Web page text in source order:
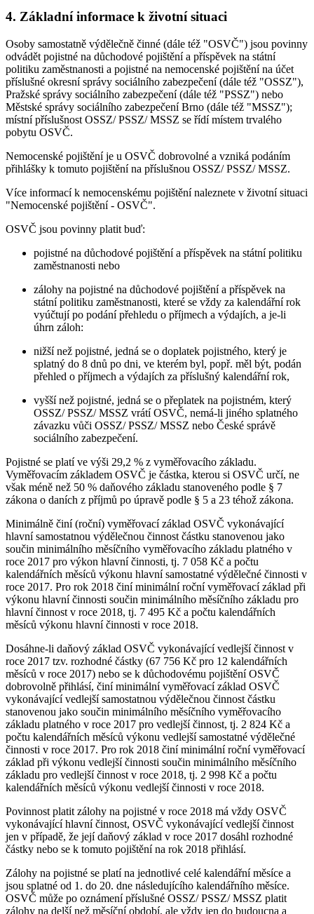
4. Základní informace k životní situaci
Osoby samostatně výdělečně činné (dále též "OSVČ") jsou povinny
odvádět pojistné na důchodové pojištění a příspěvek na státní
politiku zaměstnanosti a pojistné na nemocenské pojištění na účet
příslušné okresní správy sociálního zabezpečení (dále též "OSSZ"),
Pražské správy sociálního zabezpečení (dále též "PSSZ") nebo
Městské správy sociálního zabezpečení Brno (dále též "MSSZ");
místní příslušnost OSSZ/ PSSZ/ MSSZ se řídí místem trvalého
pobytu OSVČ.
Nemocenské pojištění je u OSVČ dobrovolné a vzniká podáním
přihlášky k tomuto pojištění na příslušnou OSSZ/ PSSZ/ MSSZ.
Více informací k nemocenskému pojištění naleznete v životní situaci
"Nemocenské pojištění - OSVČ".
OSVČ jsou povinny platit buď:
pojistné na důchodové pojištění a příspěvek na státní politiku
zaměstnanosti nebo
zálohy na pojistné na důchodové pojištění a příspěvek na
státní politiku zaměstnanosti, které se vždy za kalendářní rok
vyúčtují po podání přehledu o příjmech a výdajích, a je-li
úhrn záloh:
nižší než pojistné, jedná se o doplatek pojistného, který je
splatný do 8 dnů po dni, ve kterém byl, popř. měl být, podán
přehled o příjmech a výdajích za příslušný kalendářní rok,
vyšší než pojistné, jedná se o přeplatek na pojistném, který
OSSZ/ PSSZ/ MSSZ vrátí OSVČ, nemá-li jiného splatného
závazku vůči OSSZ/ PSSZ/ MSSZ nebo České správě
sociálního zabezpečení.
Pojistné se platí ve výši 29,2 % z vyměřovacího základu.
Vyměřovacím základem OSVČ je částka, kterou si OSVČ určí, ne
však méně než 50 % daňového základu stanoveného podle § 7
zákona o daních z příjmů po úpravě podle § 5 a 23 téhož zákona.
Minimálně činí (roční) vyměřovací základ OSVČ vykonávající
hlavní samostatnou výdělečnou činnost částku stanovenou jako
součin minimálního měsíčního vyměřovacího základu platného v
roce 2017 pro výkon hlavní činnosti, tj. 7 058 Kč a počtu
kalendářních měsíců výkonu hlavní samostatné výdělečné činnosti v
roce 2017. Pro rok 2018 činí minimální roční vyměřovací základ při
výkonu hlavní činnosti součin minimálního měsíčního základu pro
hlavní činnost v roce 2018, tj. 7 495 Kč a počtu kalendářních
měsíců výkonu hlavní činnosti v roce 2018.
Dosáhne-li daňový základ OSVČ vykonávající vedlejší činnost v
roce 2017 tzv. rozhodné částky (67 756 Kč pro 12 kalendářních
měsíců v roce 2017) nebo se k důchodovému pojištění OSVČ
dobrovolně přihlásí, činí minimální vyměřovací základ OSVČ
vykonávající vedlejší samostatnou výdělečnou činnost částku
stanovenou jako součin minimálního měsíčního vyměřovacího
základu platného v roce 2017 pro vedlejší činnost, tj. 2 824 Kč a
počtu kalendářních měsíců výkonu vedlejší samostatné výdělečné
činnosti v roce 2017. Pro rok 2018 činí minimální roční vyměřovací
základ při výkonu vedlejší činnosti součin minimálního měsíčního
základu pro vedlejší činnost v roce 2018, tj. 2 998 Kč a počtu
kalendářních měsíců výkonu vedlejší činnosti v roce 2018.
Povinnost platit zálohy na pojistné v roce 2018 má vždy OSVČ
vykonávající hlavní činnost, OSVČ vykonávající vedlejší činnost
jen v případě, že její daňový základ v roce 2017 dosáhl rozhodné
částky nebo se k tomuto pojištění na rok 2018 přihlásí.
Zálohy na pojistné se platí na jednotlivé celé kalendářní měsíce a
jsou splatné od 1. do 20. dne následujícího kalendářního měsíce.
OSVČ může po oznámení příslušné OSSZ/ PSSZ/ MSSZ platit
zálohy na delší než měsíční období, ale vždy jen do budoucna a